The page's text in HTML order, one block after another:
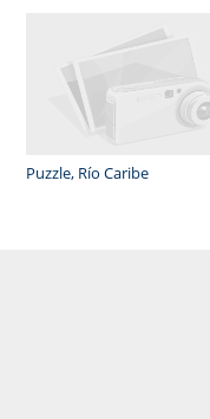
Puzzle, Río Caribe